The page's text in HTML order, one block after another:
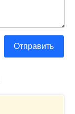
Отправить